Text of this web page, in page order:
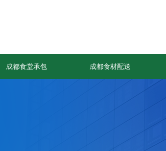
成都食堂承包 成都食材配送